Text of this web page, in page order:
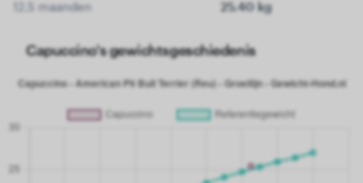
12.5 maanden 25.40 kg
Capuccino's gewichtsgeschiedenis